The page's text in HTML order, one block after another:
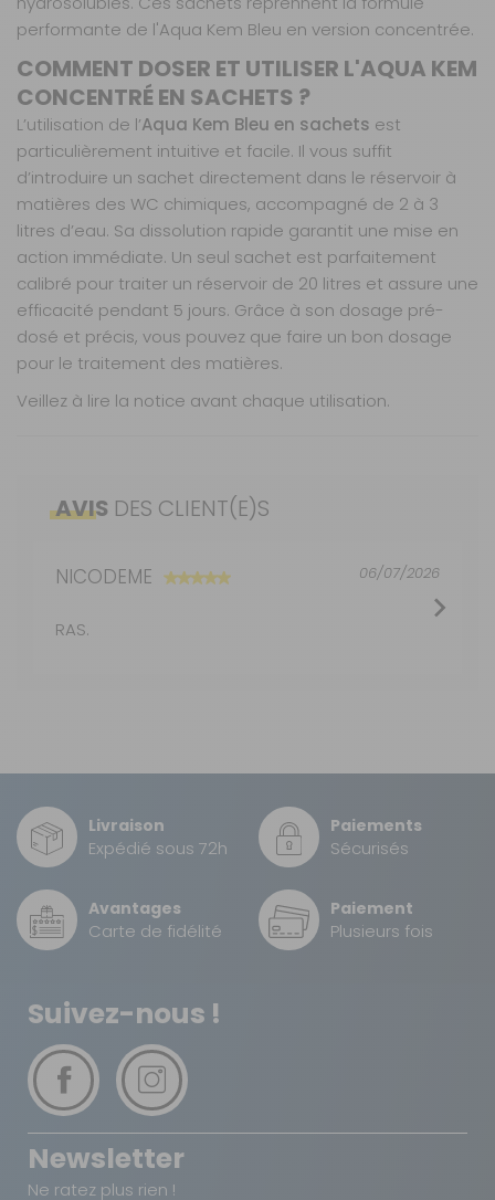
performante de l'Aqua Kem Bleu en version concentrée.
COMMENT DOSER ET UTILISER L'AQUA KEM
CONCENTRÉ EN SACHETS ?
L’utilisation de l’Aqua Kem Bleu en sachets est
particulièrement intuitive et facile. Il vous suffit
d’introduire un sachet directement dans le réservoir à
matières des WC chimiques, accompagné de 2 à 3
litres d’eau. Sa dissolution rapide garantit une mise en
action immédiate. Un seul sachet est parfaitement
calibré pour traiter un réservoir de 20 litres et assure une
efficacité pendant 5 jours. Grâce à son dosage pré-
dosé et précis, vous pouvez que faire un bon dosage
pour le traitement des matières.
Veillez à lire la notice avant chaque utilisation.
Désagrège matières et papier toilette
Utilisation facile : un sachet par réservoir
Format compact, idéal pour les voyages
Longueur : 9,8 cm
Nombre de doses :
Hauteur :
Livraison en MAGASIN
2 à 3 jours ouvrés
8 €
1 à 2 jours ouvrés
Retour simple sous 14 jours :
Vous avez changé d'avis ?
Retournez nous vos achats en utilisant le bon de retour.
AVIS DES CLIENT(E)S
NICODEME 06/07/2026
RAS.
Livraison
Expédié sous 72h
Paiements
Sécurisés
Avantages
Carte de fidélité
Paiement
Plusieurs fois
Suivez-nous !
Newsletter
Ne ratez plus rien !